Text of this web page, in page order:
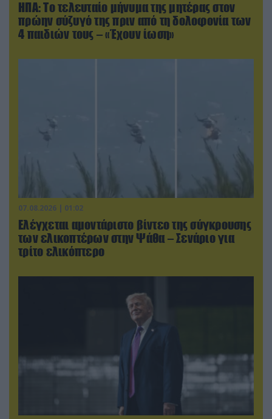
ΗΠΑ: Το τελευταίο μήνυμα της μητέρας στον
πρώην σύζυγό της πριν από τη δολοφονία των
4 παιδιών τους – «Έχουν ίωση»
07.08.2026 | 01:02
Ελέγχεται αμοντάριστο βίντεο της σύγκρουσης
των ελικοπτέρων στην Ψάθα – Σενάριο για
τρίτο ελικόπτερο